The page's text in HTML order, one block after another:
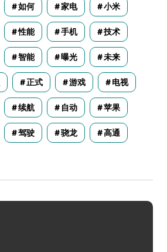
如何 家电 小米
性能 手机 技术
智能 曝光 未来
正式 游戏 电视
续航 自动 苹果
驾驶 骁龙 高通